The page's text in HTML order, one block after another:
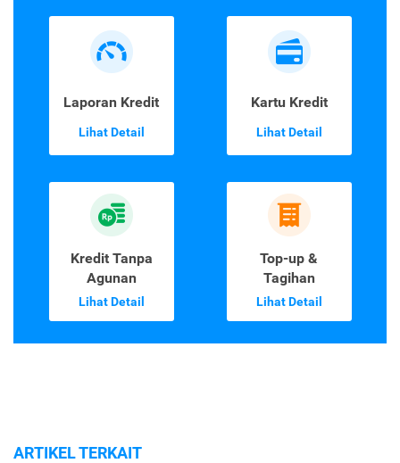
Laporan Kredit
Lihat Detail
Kartu Kredit
Lihat Detail
Kredit Tanpa
Agunan
Lihat Detail
Top-up &
Tagihan
Lihat Detail
ARTIKEL TERKAIT